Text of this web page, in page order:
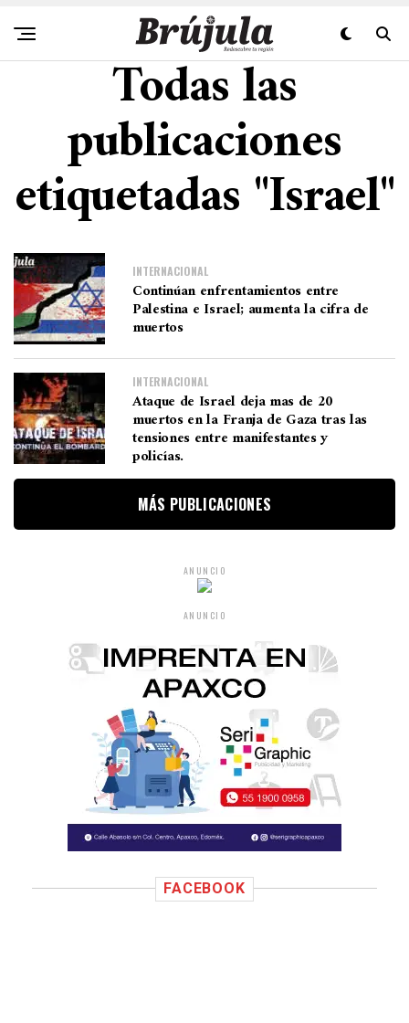
Todas las
publicaciones
etiquetadas "Israel"
INTERNACIONAL
Continúan enfrentamientos entre
Palestina e Israel; aumenta la cifra de
muertos
INTERNACIONAL
Ataque de Israel deja mas de 20
muertos en la Franja de Gaza tras las
tensiones entre manifestantes y
policías.
MÁS PUBLICACIONES
ANUNCIO
ANUNCIO
FACEBOOK